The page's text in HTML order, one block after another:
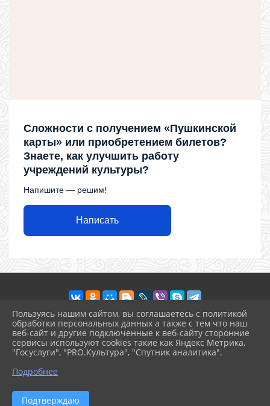
Сложности с получением «Пушкинской
карты» или приобретением билетов?
Знаете, как улучшить работу
учреждений культуры?
Напишите — решим!
Написать
2026 г. ckdr.kulturatuapse.ru
Вход
Карта сайта
Политика обработки персональных данных
Сделано на KubCMS
Разработка и поддержка
Пользуясь нашим сайтом, вы соглашаетесь с политикой
обработки персональных данных а также с тем что наш
веб-сайт и другие подключенные к веб-сайту сторонние
сервисы используют cookies такие как Яндекс Метрика,
"Госуслуги", "PRO.Культура", "Спутник аналитика".
Подробнее
Подтверждаю